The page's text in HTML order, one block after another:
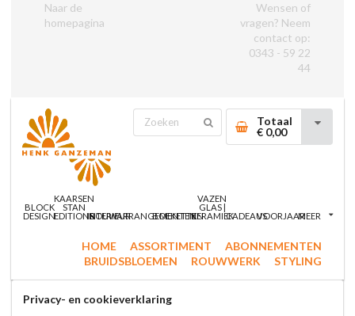
Naar de
homepagina
Wensen of
vragen? Neem
contact op:
0343 - 59 22
44
Totaal
€ 0,00
BLOCK
DESIGN
KAARSEN
STAN
EDITIONSINTERIEUR
ROUWARRANGEMENTEN
BOEKETTEN
VAZEN
GLAS |
KERAMIEKCADEAUSVOORJAARMEER
HOME ASSORTIMENT
ABONNEMENTEN
BRUIDSBLOEMEN
ROUWWERK STYLING
Privacy- en cookieverklaring